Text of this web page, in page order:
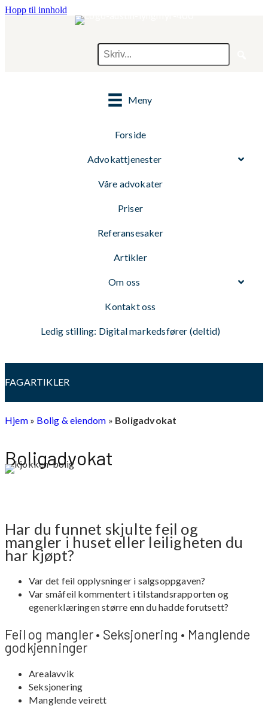
Hopp til innhold
Meny
Forside
Advokattjenester
Våre advokater
Priser
Referansesaker
Artikler
Om oss
Kontakt oss
Ledig stilling: Digital markedsfører (deltid)
FAGARTIKLER
Hjem» Bolig & eiendom » Boligadvokat
Boligadvokat
Har du funnet skjulte feil og
mangler i huset eller leiligheten du
har kjøpt?
Var det feil opplysninger i salgsoppgaven?
Var småfeil kommentert i tilstandsrapporten og
egenerklæringen større enn du hadde forutsett?
Feil og mangler • Seksjonering • Manglende
godkjenninger
Arealavvik
Seksjonering
Manglende veirett